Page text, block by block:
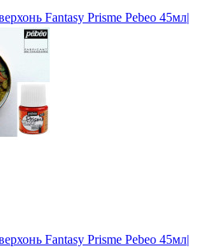
Fantasy Prisme Pebeo 45мл|
Fantasy Prisme Pebeo 45мл|